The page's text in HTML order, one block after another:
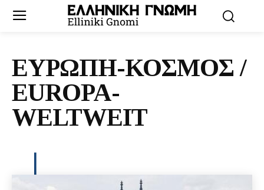
ΕΥΡΩΠΗ-ΚΟΣΜΟΣ /
EUROPA-
WELTWEIT